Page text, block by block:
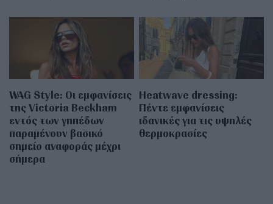
WAG Style: Οι εμφανίσεις
της Victoria Beckham
εντός των γηπέδων
παραμένουν βασικό
σημείο αναφοράς μέχρι
σήμερα
Heatwave dressing:
Πέντε εμφανίσεις
ιδανικές για τις υψηλές
θερμοκρασίες